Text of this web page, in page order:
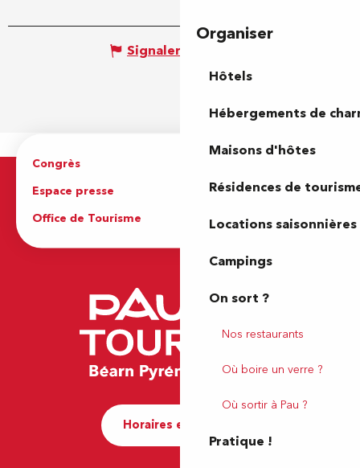
Organiser
Hôtels
Hébergements de
Maisons d'hôtes
Résidences de
Locations saisonnières
Campings
On sort ?
Nos restaurants
Où boire un verre ?
Où sortir à Pau ?
Pratique !
Signaler une erreur
Congrès
Espace presse
Brochures
Office de Tourisme
Horaires et contact